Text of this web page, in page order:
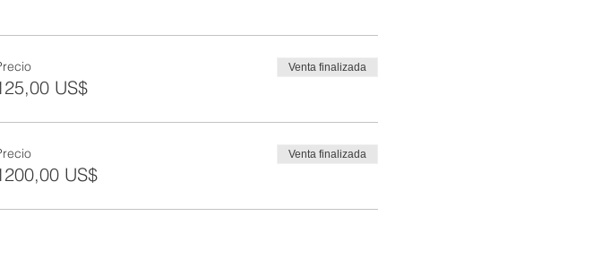
US$
Venta finalizada
US$
Venta finalizada